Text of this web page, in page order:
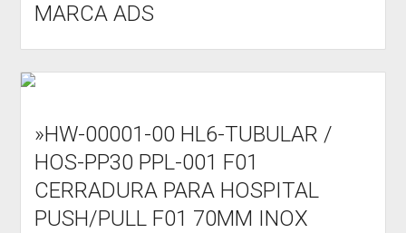
MARCA ADS
»HW-00001-00 HL6-TUBULAR /
HOS-PP30 PPL-001 F01
CERRADURA PARA HOSPITAL
PUSH/PULL F01 70MM INOX